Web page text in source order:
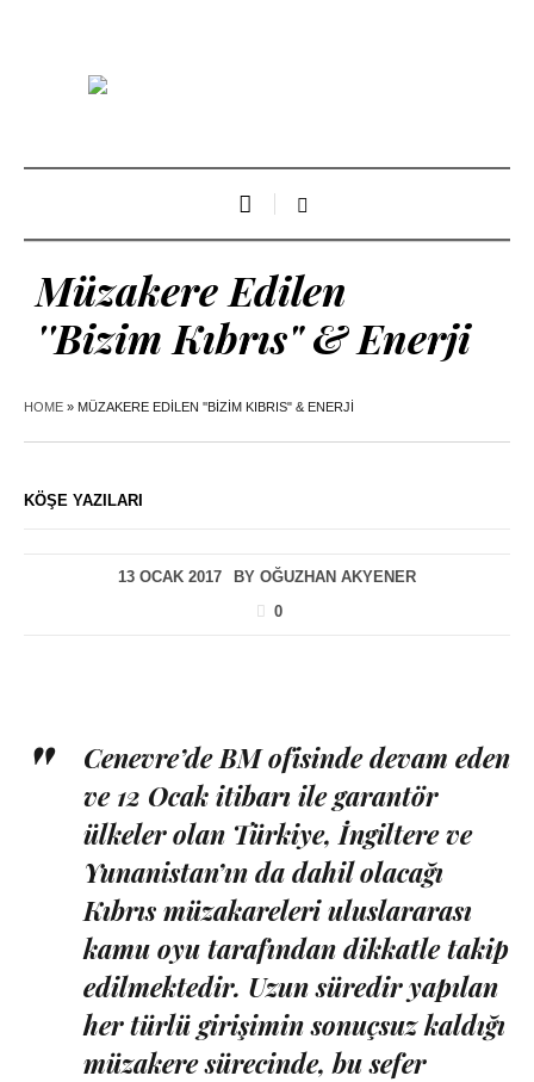
Müzakere Edilen
''Bizim Kıbrıs" & Enerji
HOME » MÜZAKERE EDILEN ''BIZIM KIBRIS" & ENERJI
KÖŞE YAZILARI
13 OCAK 2017 BY OĞUZHAN AKYENER
0
Cenevre’de BM ofisinde devam eden
ve 12 Ocak itibarı ile garantör
ülkeler olan Türkiye, İngiltere ve
Yunanistan’ın da dahil olacağı
Kıbrıs müzakareleri uluslararası
kamu oyu tarafından dikkatle takip
edilmektedir. Uzun süredir yapılan
her türlü girişimin sonuçsuz kaldığı
müzakere sürecinde, bu sefer